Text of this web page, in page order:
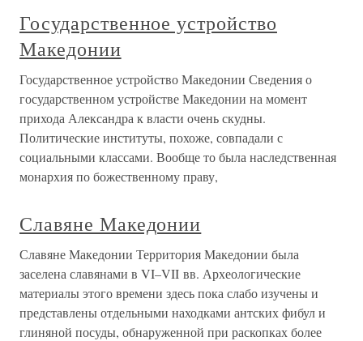
Государственное устройство
Македонии
Государственное устройство Македонии Сведения о
государственном устройстве Македонии на момент
прихода Александра к власти очень скудны.
Политические институты, похоже, совпадали с
социальными классами. Вообще то была наследственная
монархия по божественному праву,
Славяне Македонии
Славяне Македонии Территория Македонии была
заселена славянами в VI–VII вв. Археологические
материалы этого времени здесь пока слабо изучены и
представлены отдельными находками антских фибул и
глиняной посуды, обнаруженной при раскопках более